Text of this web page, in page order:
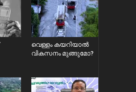
വെള്ളം കയറിയാൽ
വികസനം മുങ്ങുമോ?